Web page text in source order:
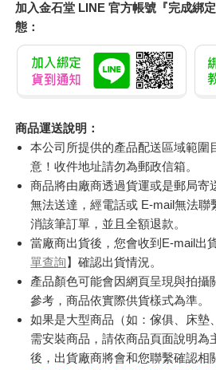
加入金石堂 LINE 官方帳號『完成綁
態：
商品運送說明：
本公司所提供的產品配送區域範圍
意！收件地址請勿為郵政信箱。
商品將由廠商透過貨運或是郵局寄
無法送達，經電話或 E-mail無法聯
消該筆訂單，並且全額退款。
當廠商出貨後，您會收到E-mail出
單查詢】確認出貨情況。
產品顏色可能會因網頁呈現與拍攝
參考，商品依實際供貨樣式為準。
如果是大型商品（如：傢俱、床墊
需安裝商品，請依商品頁面說明為
後，出貨廠商將會和您聯繫確認相